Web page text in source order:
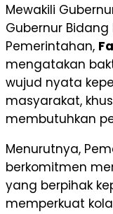
Mewakili
Gubernur Bidang
Pemerintahan,
mengatakan
wujud nyata
masyarakat,
membutuhkan
Menurutnya,
berkomitmen
yang berpihak
memperkuat